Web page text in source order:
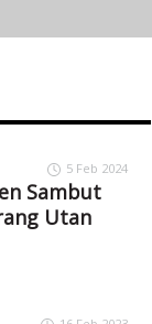
5 Feb 2024
Sambut
Utan